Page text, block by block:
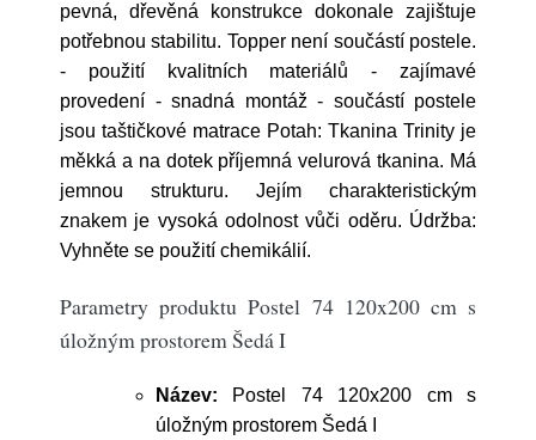
pevná, dřevěná konstrukce dokonale zajištuje
potřebnou stabilitu. Topper není součástí postele.
- použití kvalitních materiálů - zajímavé
provedení - snadná montáž - součástí postele
jsou taštičkové matrace Potah: Tkanina Trinity je
měkká a na dotek příjemná velurová tkanina. Má
jemnou strukturu. Jejím charakteristickým
znakem je vysoká odolnost vůči oděru. Údržba:
Vyhněte se použití chemikálií.
Parametry produktu Postel 74 120x200 cm s
úložným prostorem Šedá I
Název: Postel 74 120x200 cm s
úložným prostorem Šedá I